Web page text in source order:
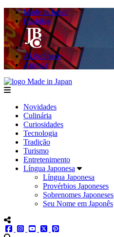
Made in Japan
Hashitag
AkibaSpace
Agenda
menu
Novidades
Culinária
Curiosidades
Tecnologia
Tradição
Turismo
Entretenimento
Língua Japonesa
Língua Japonesa
Provérbios Japoneses
Sobrenomes Japoneses
Seu Nome em Japonês
menu redes social
facebookinstagram
youtube
twitter